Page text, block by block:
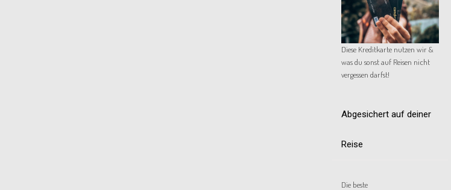
Diese Kreditkarte nutzen wir &
was du sonst auf Reisen nicht
vergessen darfst!
Abgesichert auf deiner
Reise
Die beste